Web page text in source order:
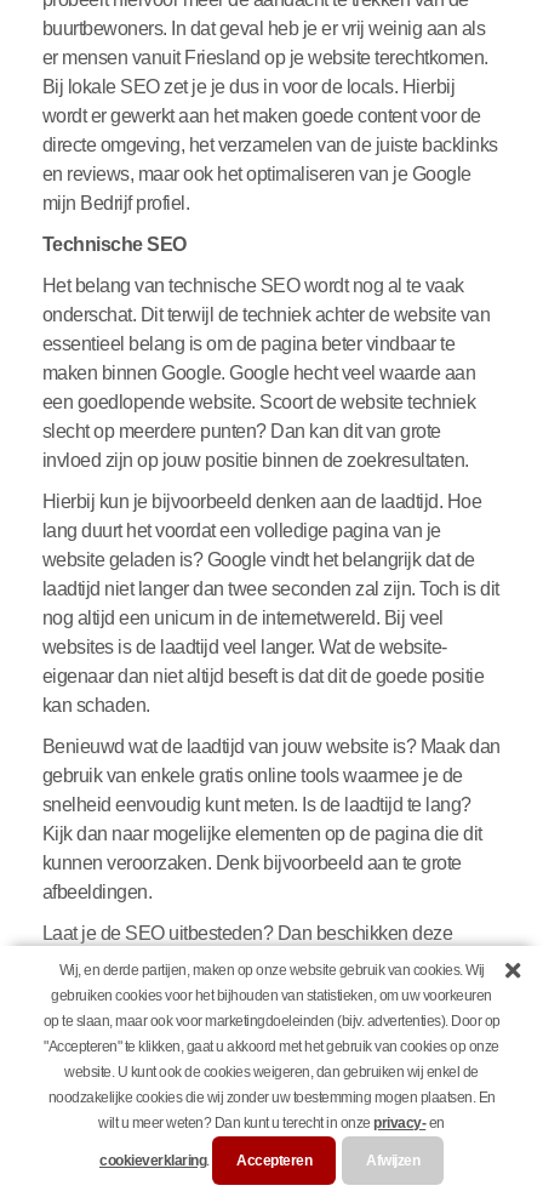
Wij, en derde partijen, maken op onze website gebruik van cookies. Wij
gebruiken cookies voor het bijhouden van statistieken, om uw voorkeuren
op te slaan, maar ook voor marketingdoeleinden (bijv. advertenties). Door op
"Accepteren" te klikken, gaat u akkoord met het gebruik van cookies op onze
website. U kunt ook de cookies weigeren, dan gebruiken wij enkel de
noodzakelijke cookies die wij zonder uw toestemming mogen plaatsen. En
wilt u meer weten? Dan kunt u terecht in onzeprivacy-en
cookieverklaring. Accepteren Afwijzen
buurtbewoners. In dat geval heb je er vrij weinig aan als
er mensen vanuit Friesland op je website terechtkomen.
Bij lokale SEO zet je je dus in voor de locals. Hierbij
wordt er gewerkt aan het maken goede content voor de
directe omgeving, het verzamelen van de juiste backlinks
en reviews, maar ook het optimaliseren van je Google
mijn Bedrijf profiel.
Technische SEO
Het belang van technische SEO wordt nog al te vaak
onderschat. Dit terwijl de techniek achter de website van
essentieel belang is om de pagina beter vindbaar te
maken binnen Google. Google hecht veel waarde aan
een goedlopende website. Scoort de website techniek
slecht op meerdere punten? Dan kan dit van grote
invloed zijn op jouw positie binnen de zoekresultaten.
Hierbij kun je bijvoorbeeld denken aan de laadtijd. Hoe
lang duurt het voordat een volledige pagina van je
website geladen is? Google vindt het belangrijk dat de
laadtijd niet langer dan twee seconden zal zijn. Toch is dit
nog altijd een unicum in de internetwereld. Bij veel
websites is de laadtijd veel langer. Wat de website-
eigenaar dan niet altijd beseft is dat dit de goede positie
kan schaden.
Benieuwd wat de laadtijd van jouw website is? Maak dan
gebruik van enkele gratis online tools waarmee je de
snelheid eenvoudig kunt meten. Is de laadtijd te lang?
Kijk dan naar mogelijke elementen op de pagina die dit
kunnen veroorzaken. Denk bijvoorbeeld aan te grote
afbeeldingen.
Laat je de SEO uitbesteden? Dan beschikken deze
mensen vaak over specialisten op het gebied van
technische SEO. Op die manier kunnen alle facetten van
de website worden aangepakt. Niet alleen de content,
maar ook de techniek hierachter.
Dit kan jij doen bij het toepassen van SEO
Hogerop komen binnen Google werkt enkel als je al
deze verschillende technieken samen gebruikt. Het heeft
weinig zin om je slechts op één techniek te focussen. Dat